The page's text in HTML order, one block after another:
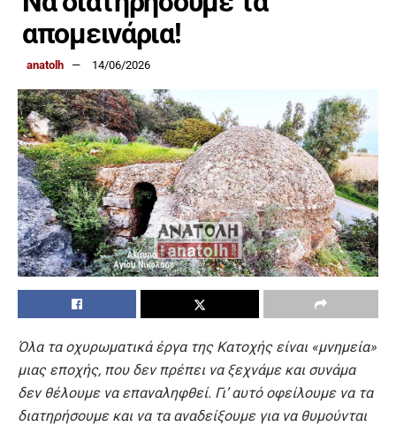
απομεινάρια!
anatolh 14/06/2026
Όλα τα οχυρωματικά έργα της Κατοχής είναι «μνημεία»
μιας εποχής, που δεν πρέπει να ξεχνάμε και συνάμα
δεν θέλουμε να επαναληφθεί. Γι’ αυτό οφείλουμε να τα
διατηρήσουμε και να τα αναδείξουμε για να θυμούνται